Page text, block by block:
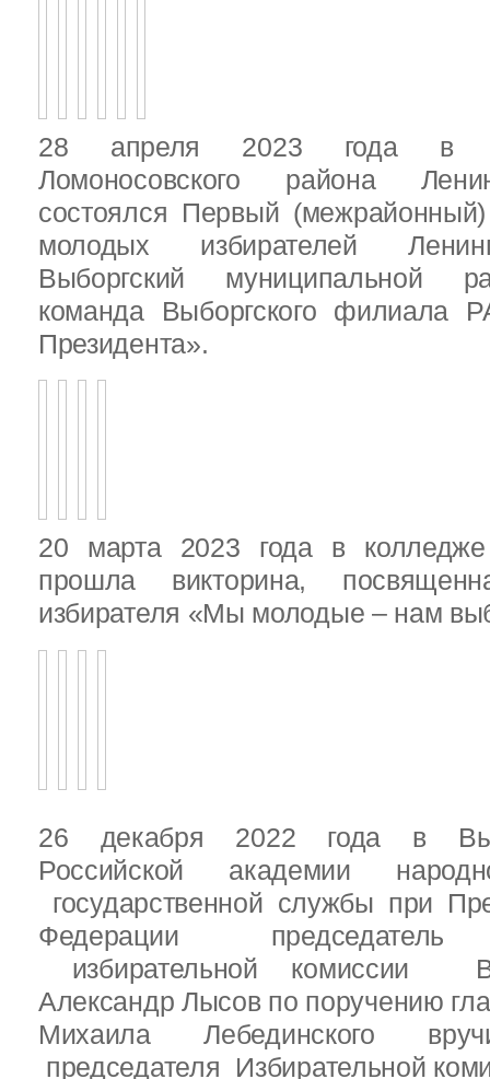
28 апреля 2023 года в
Ломоносовского района
состоялся Первый
молодых избирателей
Выборгский муниципальной
команда Выборгского филиала
Президента».
20 марта 2023 года в колледже
прошла викторина,
избирателя «Мы молодые – нам
26 декабря 2022 года в
Российской академии
государственной службы при
Федерации председатель
избирательной комиссии
Александр Лысов по поручению
Михаила Лебединского
председателя Избирательной